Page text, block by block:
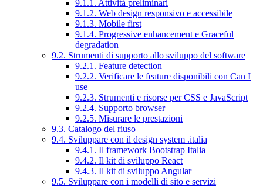
9.1.1. Attività preliminari
9.1.2. Web design responsivo e accessibile
9.1.3. Mobile first
9.1.4. Progressive enhancement e Graceful
degradation
9.2. Strumenti di supporto allo sviluppo del software
9.2.1. Feature detection
9.2.2. Verificare le feature disponibili con Can I
use
9.2.3. Strumenti e risorse per CSS e JavaScript
9.2.4. Supporto browser
9.2.5. Misurare le prestazioni
9.3. Catalogo del riuso
9.4. Sviluppare con il design system .italia
9.4.1. Il framework Bootstrap Italia
9.4.2. Il kit di sviluppo React
9.4.3. Il kit di sviluppo Angular
9.5. Sviluppare con i modelli di sito e servizi